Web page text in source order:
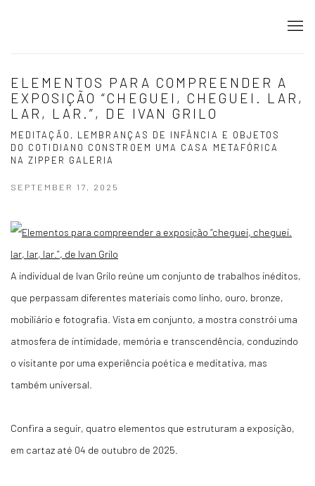
ELEMENTOS PARA COMPREENDER A
EXPOSIÇÃO “CHEGUEI, CHEGUEI. LAR,
LAR, LAR.”, DE IVAN GRILO
MEDITAÇÃO, LEMBRANÇAS DE INFÂNCIA E OBJETOS
DO COTIDIANO CONSTROEM UMA CASA METAFÓRICA
NA ZIPPER GALERIA
SEPTEMBER 17, 2025
A individual de Ivan Grilo reúne um conjunto de trabalhos inéditos,
que perpassam diferentes materiais como linho, ouro, bronze,
mobiliário e fotografia. Vista em conjunto, a mostra constrói uma
atmosfera de intimidade, memória e transcendência, conduzindo
o visitante por uma experiência poética e meditativa, mas
também universal.
Confira a seguir, quatro elementos que estruturam a exposição,
em cartaz até 04 de outubro de 2025.